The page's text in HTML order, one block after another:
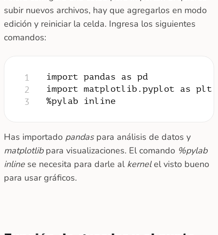
subir nuevos archivos, hay que agregarlos en modo
edición y reiniciar la celda. Ingresa los siguientes
comandos:
1
2
3
import pandas as pd
import matplotlib.pyplot as plt
%pylab inline
Has importado pandaspara análisis de datos y
matplotlibpara visualizaciones. El comando %pylab
inlinese necesita para darle al kernelel visto bueno
para usar gráficos.